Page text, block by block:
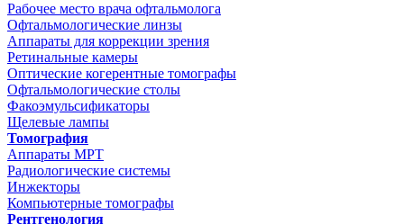
Рабочее место врача офтальмолога
Офтальмологические линзы
Аппараты для коррекции зрения
Ретинальные камеры
Оптические когерентные томографы
Офтальмологические столы
Факоэмульсификаторы
Щелевые лампы
Томография
Аппараты МРТ
Радиологические системы
Инжекторы
Компьютерные томографы
Рентгенология